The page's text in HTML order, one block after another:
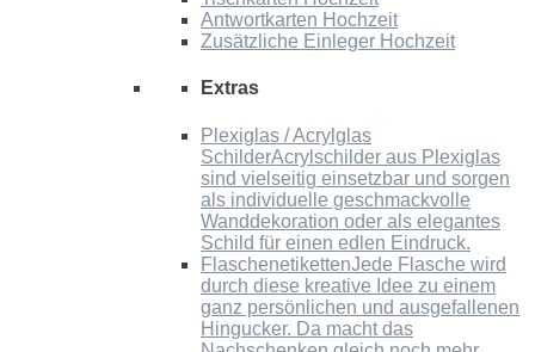
Antwortkarten Hochzeit
Zusätzliche Einleger Hochzeit
Extras
Plexiglas / Acrylglas
SchilderAcrylschilder aus Plexiglas
sind vielseitig einsetzbar und sorgen
als individuelle geschmackvolle
Wanddekoration oder als elegantes
Schild für einen edlen Eindruck.
FlaschenetikettenJede Flasche wird
durch diese kreative Idee zu einem
ganz persönlichen und ausgefallenen
Hingucker. Da macht das